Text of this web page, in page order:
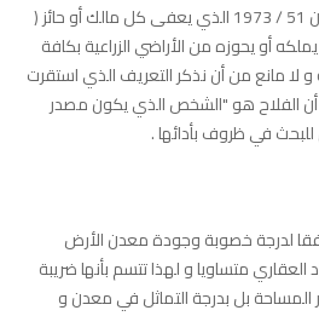
- و يتمثل أيضا في أحكام القانون 51 / 1973 الذي يعفى كل مالك أو حائز (
أو يحوزه من الأراضي الزراعية بكافة
و لا مانع من أن نذكر التعريف الذي استقرت
أن الفلاح هو "الشخص الذي يكون مصدر
للبحث في ظروف بأدائها .
لدرجة خصوبة وجودة معدن الأرض
العقاري متساويا و لهذا تتسم بأنها ضريبة
المساحة بل بدرجة التماثل في معدن و